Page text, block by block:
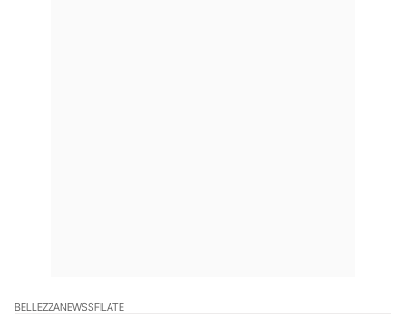
BELLEZZANEWSSFILATE